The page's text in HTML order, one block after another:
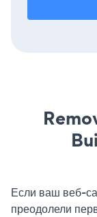
Если ваш веб-
преодолели